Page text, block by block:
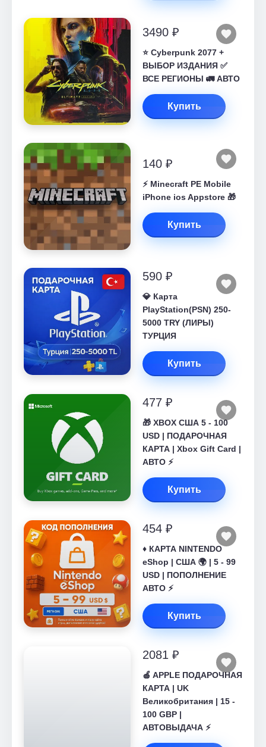
3490 ₽
⭐ Cyberpunk 2077 +
ВЫБОР ИЗДАНИЯ ✅
ВСЕ РЕГИОНЫ 🚛 АВТО
Купить
140 ₽
⚡️ Minecraft PE Mobile
iPhone ios Appstore 🎁
Купить
590 ₽
💎 Карта
PlayStation(PSN) 250-
5000 TRY (ЛИРЫ)
ТУРЦИЯ
Купить
477 ₽
🎁 XBOX США 5 - 100
USD | ПОДАРОЧНАЯ
КАРТА | Xbox Gift Card |
АВТО ⚡
Купить
454 ₽
♦️ КАРТА NINTENDO
eShop | США 🌍 | 5 - 99
USD | ПОПОЛНЕНИЕ
АВТО ⚡
Купить
2081 ₽
🍎 APPLE ПОДАРОЧНАЯ
КАРТА | UK
Великобритания | 15 -
100 GBP |
АВТОВЫДАЧА ⚡️